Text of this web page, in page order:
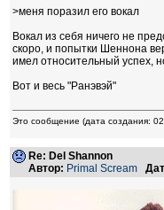
>меня поразил его вокал
Вокал из себя ничего не
скоро, и попытки Шеннона
имел относительный успех,
Вот и весь "Ранэвэй"
Это сообщение (дата создания:
Re: Del Shannon
Автор: Primal Scream